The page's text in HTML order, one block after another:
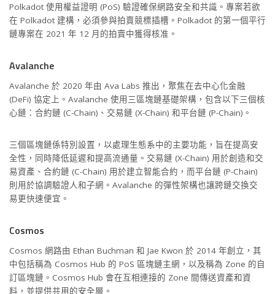
Polkadot 使用權益證明 (PoS) 驗證確保網路安全和共識。專案若欲
在 Polkadot 建構，必須參與拍賣競標插槽。Polkadot 的第一個平行
鏈專案在 2021 年 12 月的拍賣中獲得核准。
Avalanche
Avalanche 於 2020 年由 Ava Labs 推出，聚焦在去中心化金融
(DeFi) 協定上。Avalanche 使用三區塊鏈基礎架構，包含以下三個核
心鏈：合約鏈 (C-Chain)、交易鏈 (X-Chain) 和平台鏈 (P-Chain)。
三個區塊鏈係特別設置，以處理生態系中的主要功能，旨在提高安
全性，同時降低延遲和提高流通量。交易鏈 (X-Chain) 用於創造和交
易資產、合約鏈 (C-Chain) 用於建立智能合約，而平台鏈 (P-Chain)
則用於協調驗證人和子網。Avalanche 的彈性架構也讓跨鏈交換交
易更快速便宜。
Cosmos
Cosmos 網路由 Ethan Buchman 和 Jae Kwon 於 2014 年創立，其
中包括稱為 Cosmos Hub 的 PoS 區塊鏈主網，以及稱為 Zone 的自
訂區塊鏈。Cosmos Hub 會在互相連接的 Zone 間傳送資產和資
料，並提供共用的安全層。